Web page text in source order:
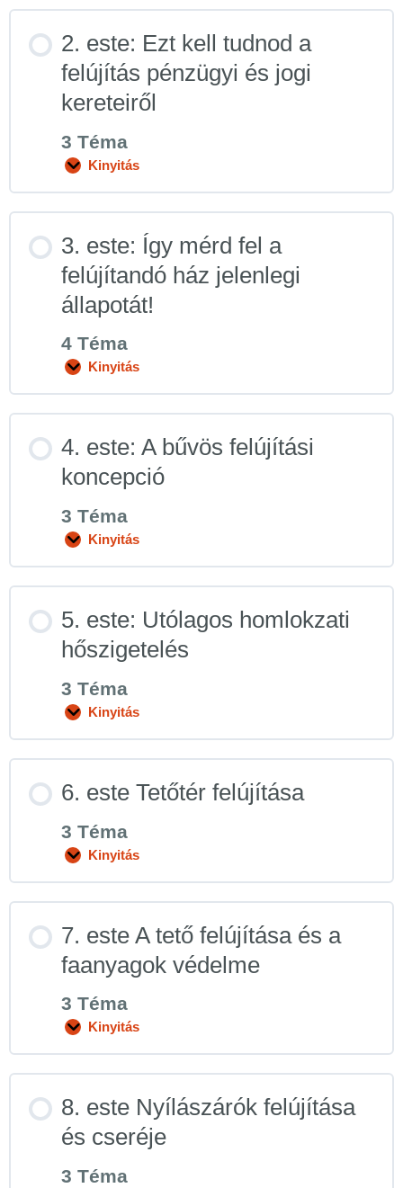
2. este: Ezt kell tudnod a
felújítás pénzügyi és jogi
kereteiről
3 Téma
Kinyitás
3. este: Így mérd fel a
felújítandó ház jelenlegi
állapotát!
4 Téma
Kinyitás
4. este: A bűvös felújítási
koncepció
3 Téma
Kinyitás
5. este: Utólagos homlokzati
hőszigetelés
3 Téma
Kinyitás
6. este Tetőtér felújítása
3 Téma
Kinyitás
7. este A tető felújítása és a
faanyagok védelme
3 Téma
Kinyitás
8. este Nyílászárók felújítása
és cseréje
3 Téma